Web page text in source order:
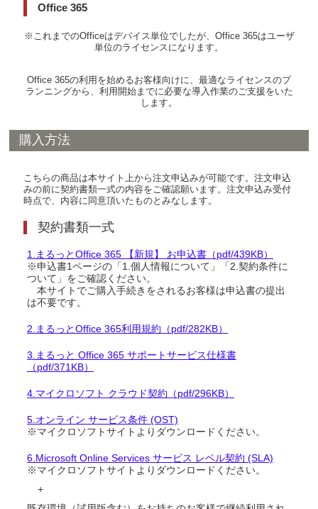
Office 365
※これまでのOfficeはデバイス単位でしたが、Office 365はユーザ
単位のライセンスになります。
Office 365の利用を始めるお客様向けに、最適なライセンスのプ
ランニングから、利用開始までに必要な導入作業のご支援をいた
します。
購入方法
こちらの商品は本サイト上から注文申込みが可能です。注文申込
みの前に契約書類一式の内容をご確認願います。注文申込み受付
時点で、内容に同意頂いたものとみなします。
契約書類一式
1.まるっとOffice 365 【新規】 お申込書（pdf/439KB）
※申込書1ページの「1.個人情報について」「2.契約条件に
ついて」をご確認ください。
本サイトでご購入手続きをされるお客様は申込書の提出
は不要です。
2.まるっとOffice 365利用規約（pdf/282KB）
3.まるっと Office 365 サポートサービス仕様書
（pdf/371KB）
4.マイクロソフト クラウド契約（pdf/296KB）
5.オンライン サービス条件 (OST)
※マイクロソフトサイトよりダウンロードください。
6.Microsoft Online Services サービス レベル契約 (SLA)
※マイクロソフトサイトよりダウンロードください。
+